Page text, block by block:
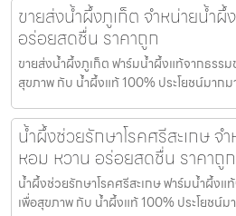
ขายส่งน้ำผึ้งภูเก็ต จำหน่ายน้ำ
อร่อยสดชื่น ราคาถูก
ขายส่งน้ำผึ้งภูเก็ต ฟาร์มน้ำผึ้งแท้จากธรร
สุขภาพ กับ น้ำผึ้งแท้ 100% ประโยชน์มาก
น้ำผึ้งช่วยรักษาโรคศรีสะเกษ จ
หอม หวาน อร่อยสดชื่น ราคาถูก
น้ำผึ้งช่วยรักษาโรคศรีสะเกษ ฟาร์มน้ำผึ้งแ
เพื่อสุขภาพ กับ น้ำผึ้งแท้ 100% ประโยชน์ม